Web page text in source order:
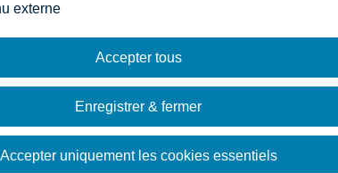
externe
Accepter tous
Enregistrer & fermer
Accepter uniquement les cookies essentiels